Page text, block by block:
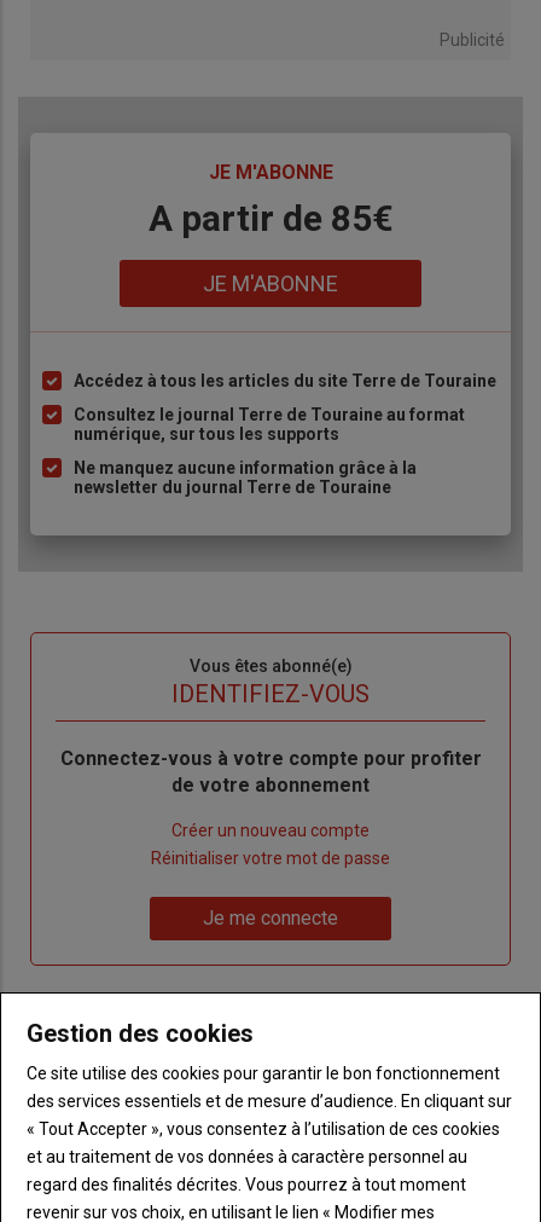
Publicité
JE M'ABONNE
A partir de 85€
JE M'ABONNE
Liste
à
puce
Accédez à tous les articles du site Terre de Touraine
Consultez le journal Terre de Touraine au format
numérique, sur tous les supports
Ne manquez aucune information grâce à la
newsletter du journal Terre de Touraine
Vous êtes abonné(e)
IDENTIFIEZ-VOUS
Body
Connectez-vous à votre compte pour profiter
de votre abonnement
Créer un nouveau compte
de
passe"
Réinitialiser votre mot de passe
me
connecte"
Je me connecte
Sous-
titre
Vous n'êtes pas abonné(e)
TITRE CRÉEZ UN COMPTE
BodyChoisissez votre formule et créez votre
compte pour accéder à tout Terre de
Touraine.
Gestion des cookies
Ce site utilise des cookies pour garantir le bon fonctionnement
des services essentiels et de mesure d’audience. En cliquant sur
« Tout Accepter », vous consentez à l’utilisation de ces cookies
et au traitement de vos données à caractère personnel au
regard des finalités décrites. Vous pourrez à tout moment
revenir sur vos choix, en utilisant le lien « Modifier mes